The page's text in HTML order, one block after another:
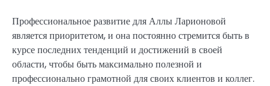
Профессиональное развитие для Аллы Ларионовой
является приоритетом, и она постоянно стремится быть в
курсе последних тенденций и достижений в своей
области, чтобы быть максимально полезной и
профессионально грамотной для своих клиентов и коллег.